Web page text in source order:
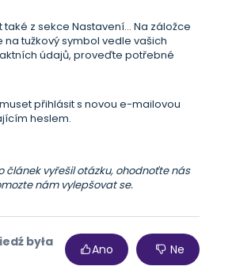
také z sekce Nastavení... Na záložce
na tužkový symbol vedle vašich
údajů, proveďte potřebné
přihlásit s novou e-mailovou
heslem.
článek vyřešil otázku, ohodnoťte nás
nám vylepšovat se.
była
Ano Ne